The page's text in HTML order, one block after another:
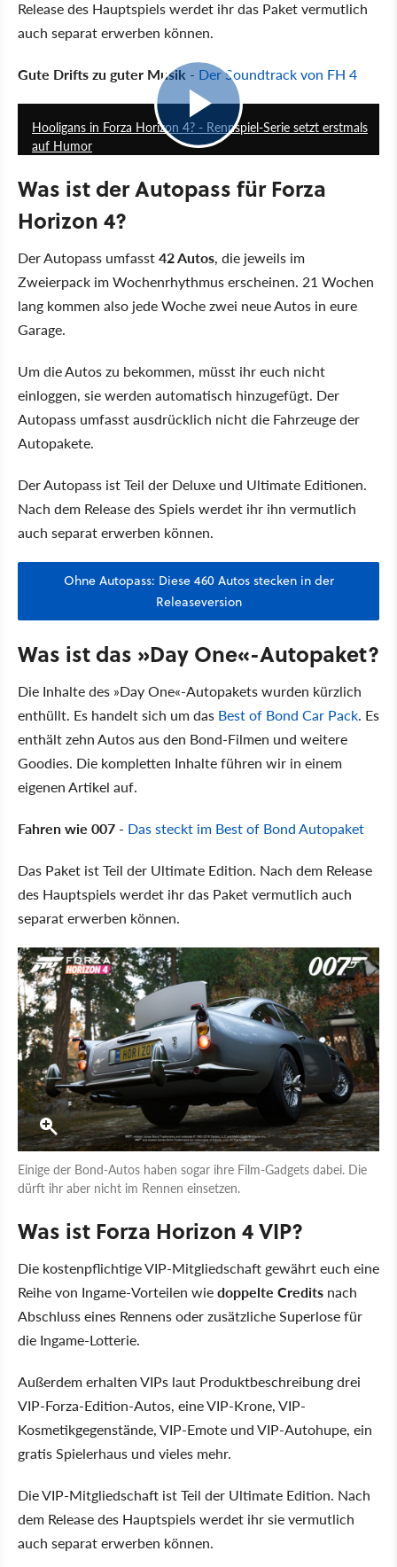
Release des Hauptspiels werdet ihr das Paket vermutlich
auch separat erwerben können.
Gute Drifts zu guter Musik - Der Soundtrack von FH 4
Hooligans in Forza Horizon 4? - Rennspiel-Serie setzt erstmals
auf Humor
Was ist der Autopass für Forza
Horizon 4?
Der Autopass umfasst42 Autos, die jeweils im
Zweierpack im Wochenrhythmus erscheinen. 21 Wochen
lang kommen also jede Woche zwei neue Autos in eure
Garage.
Um die Autos zu bekommen, müsst ihr euch nicht
einloggen, sie werden automatisch hinzugefügt. Der
Autopass umfasst ausdrücklich nicht die Fahrzeuge der
Autopakete.
Der Autopass ist Teil der Deluxe und Ultimate Editionen.
Nach dem Release des Spiels werdet ihr ihn vermutlich
auch separat erwerben können.
Ohne Autopass: Diese 460 Autos stecken in der
Releaseversion
Was ist das »Day One«-Autopaket?
Die Inhalte des »Day One«-Autopakets wurden kürzlich
enthüllt. Es handelt sich um das Best of Bond Car Pack. Es
enthält zehn Autos aus den Bond-Filmen und weitere
Goodies. Die kompletten Inhalte führen wir in einem
eigenen Artikel auf.
Fahren wie 007 - Das steckt im Best of Bond Autopaket
Das Paket ist Teil der Ultimate Edition. Nach dem Release
des Hauptspiels werdet ihr das Paket vermutlich auch
separat erwerben können.
Einige der Bond-Autos haben sogar ihre Film-Gadgets dabei. Die
dürft ihr aber nicht im Rennen einsetzen.
Was ist Forza Horizon 4 VIP?
Die kostenpflichtige VIP-Mitgliedschaft gewährt euch eine
Reihe von Ingame-Vorteilen wiedoppelte Credits nach
Abschluss eines Rennens oder zusätzliche Superlose für
die Ingame-Lotterie.
Außerdem erhalten VIPs laut Produktbeschreibung drei
VIP-Forza-Edition-Autos, eine VIP-Krone, VIP-
Kosmetikgegenstände, VIP-Emote und VIP-Autohupe, ein
gratis Spielerhaus und vieles mehr.
Die VIP-Mitgliedschaft ist Teil der Ultimate Edition. Nach
dem Release des Hauptspiels werdet ihr sie vermutlich
auch separat erwerben können.